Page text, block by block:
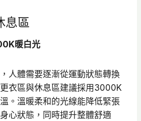
息區
暖白光
人體需要逐漸從運動狀態轉換
衣區與休息區建議採用3000K
。溫暖柔和的光線能降低緊張
心狀態，同時提升整體舒適